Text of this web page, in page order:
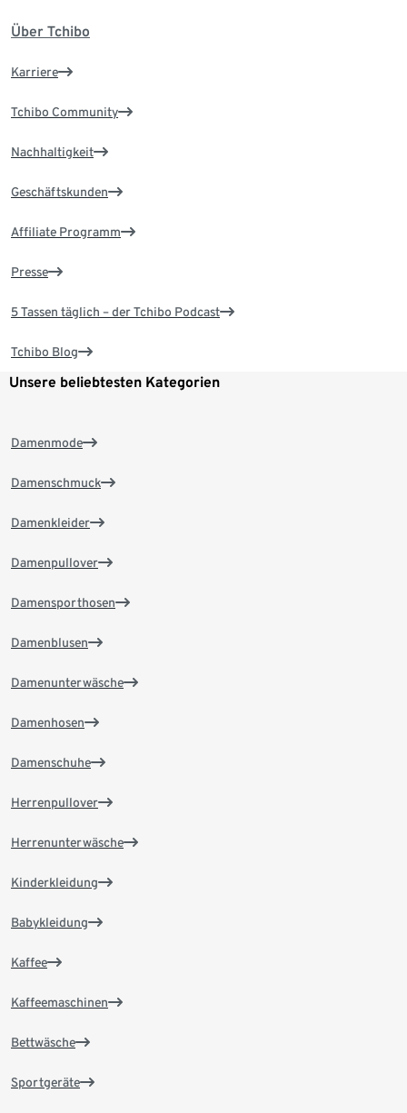
Über Tchibo
Karriere
Tchibo Community
Nachhaltigkeit
Geschäftskunden
Affiliate Programm
Presse
5 Tassen täglich – der Tchibo Podcast
Tchibo Blog
Unsere beliebtesten Kategorien
Damenmode
Damenschmuck
Damenkleider
Damenpullover
Damensporthosen
Damenblusen
Damenunterwäsche
Damenhosen
Damenschuhe
Herrenpullover
Herrenunterwäsche
Kinderkleidung
Babykleidung
Kaffee
Kaffeemaschinen
Bettwäsche
Sportgeräte